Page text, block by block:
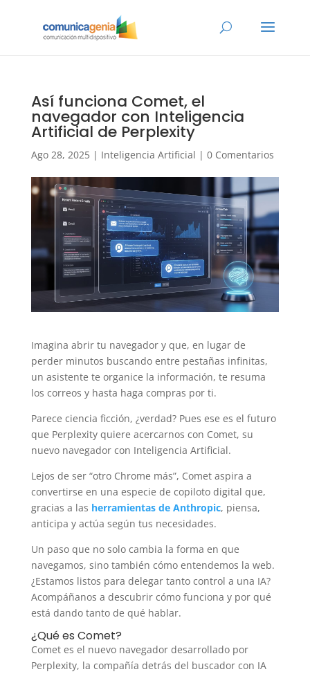
Así funciona Comet, el
navegador con Inteligencia
Artificial de Perplexity
Ago 28, 2025| Inteligencia Artificial | 0 Comentarios
Imagina abrir tu navegador y que, en lugar de
perder minutos buscando entre pestañas infinitas,
un asistente te organice la información, te resuma
los correos y hasta haga compras por ti.
Parece ciencia ficción, ¿verdad? Pues ese es el futuro
que Perplexity quiere acercarnos con Comet, su
nuevo navegador con Inteligencia Artificial.
Lejos de ser “otro Chrome más”, Comet aspira a
convertirse en una especie de copiloto digital que,
gracias a las herramientas de Anthropic, piensa,
anticipa y actúa según tus necesidades.
Un paso que no solo cambia la forma en que
navegamos, sino también cómo entendemos la web.
¿Estamos listos para delegar tanto control a una IA?
Acompáñanos a descubrir cómo funciona y por qué
está dando tanto de qué hablar.
¿Qué es Comet?
Comet es el nuevo navegador desarrollado por
Perplexity, la compañía detrás del buscador con IA